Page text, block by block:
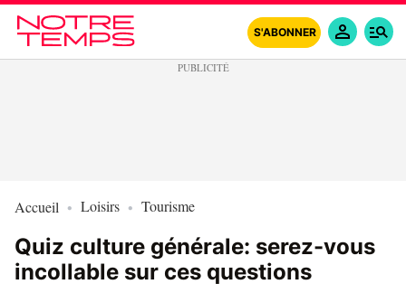
S'ABONNER
Accueil Loisirs Tourisme
Quiz culture générale: serez-vous
incollable sur ces questions